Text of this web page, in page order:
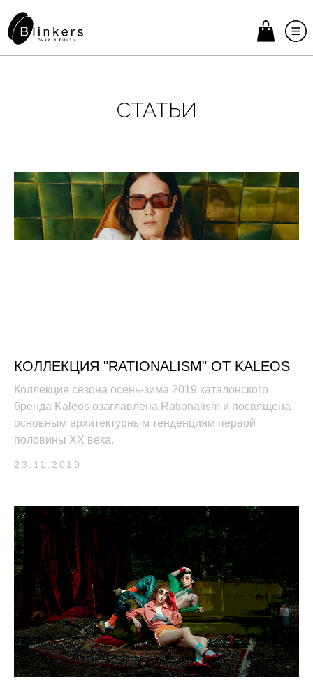
СТАТЬИ
КОЛЛЕКЦИЯ "RATIONALISM" ОТ KALEOS
Коллекция сезона осень-зима 2019 каталонского
бренда Kaleos озаглавлена Rationalism и посвящена
основным архитектурным тенденциям первой
половины XX века.
23.11.2019